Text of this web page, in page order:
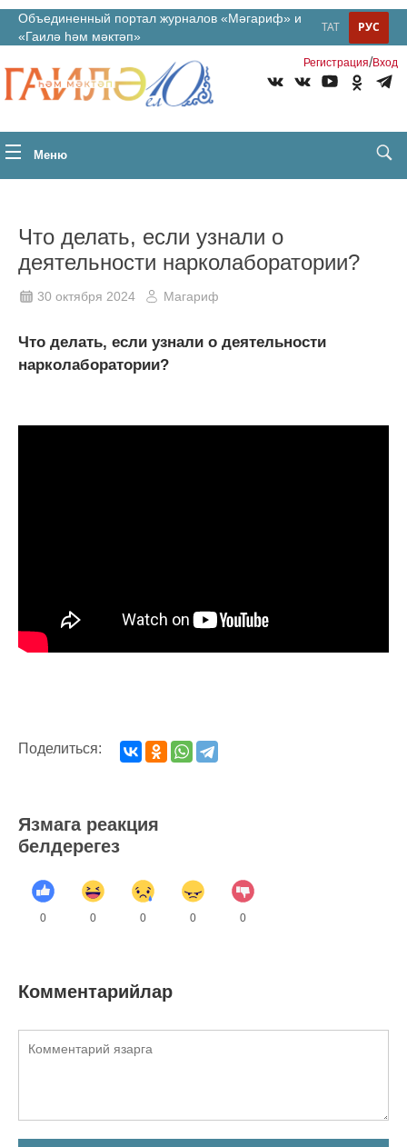
Объединенный портал журналов «Мәгариф» и
«Гаилә һәм мәктәп»
РУС
ТАТ
Регистрация/Вход
Меню
Что делать, если узнали о
деятельности нарколаборатории?
30 октября 2024 Магариф
Что делать, если узнали о деятельности
нарколаборатории?
Поделиться:
Язмага реакция
белдерегез
0 0 0 0 0
Комментарийлар